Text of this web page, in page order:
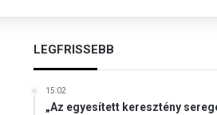
LEGFRISSEBB
15:02
„Az egyesített keresztény